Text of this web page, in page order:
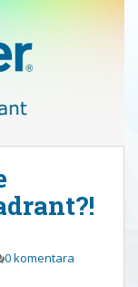
0 komentara